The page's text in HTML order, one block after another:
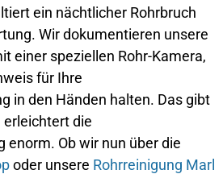
ein nächtlicher Rohrbruch
Wir dokumentieren unsere
einer speziellen Rohr-Kamera,
für Ihre
in den Händen halten. Das gibt
erleichtert die
enorm. Ob wir nun über die
oder unsere Rohrreinigung Marl